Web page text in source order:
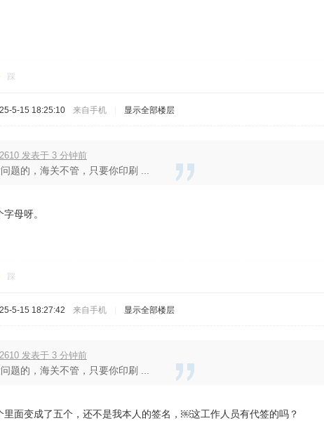
踩
5-15 18:25:10 来自手机 显示全部楼层
发表于 3 分钟前
题的，海关不管，只要你印刷 ...
母呀。
踩
5-15 18:27:42 来自手机 显示全部楼层
发表于 3 分钟前
题的，海关不管，只要你印刷 ...
里面变成了五个，还不是我本人的签名，￼这工作人员有代签的吗？